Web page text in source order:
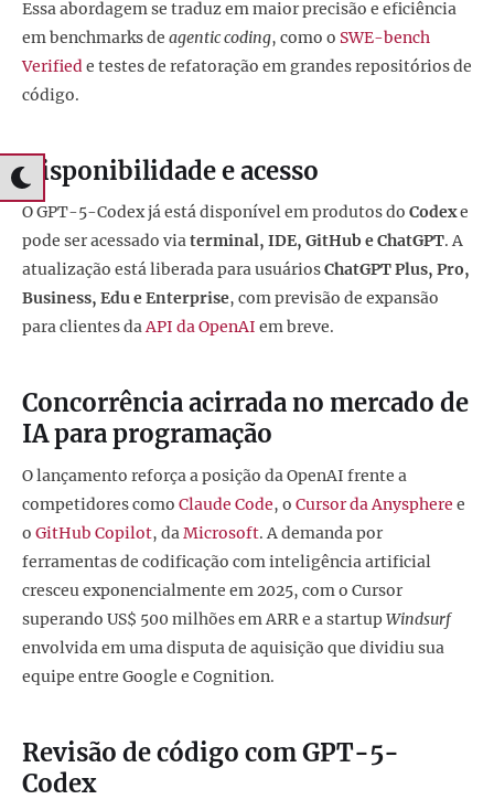
Essa abordagem se traduz em maior precisão e eficiência
em benchmarks de agentic coding, como o SWE-bench
Verifiede testes de refatoração em grandes repositórios de
código.
Disponibilidade e acesso
O GPT-5-Codex já está disponível em produtos do Codexe
pode ser acessado viaterminal, IDE, GitHub e ChatGPT. A
atualização está liberada para usuáriosChatGPT Plus, Pro,
Business, Edu e Enterprise, com previsão de expansão
para clientes daAPI da OpenAI em breve.
Concorrência acirrada no mercado de
IA para programação
O lançamento reforça a posição da OpenAI frente a
competidores como Claude Code, o Cursor da Anysphere e
o GitHub Copilot, daMicrosoft. A demanda por
ferramentas de codificação com inteligência artificial
cresceu exponencialmente em 2025, com o Cursor
superando US$ 500 milhões em ARR e a startupWindsurf
envolvida em uma disputa de aquisição que dividiu sua
equipe entre Google e Cognition.
Revisão de código com GPT-5-
Codex